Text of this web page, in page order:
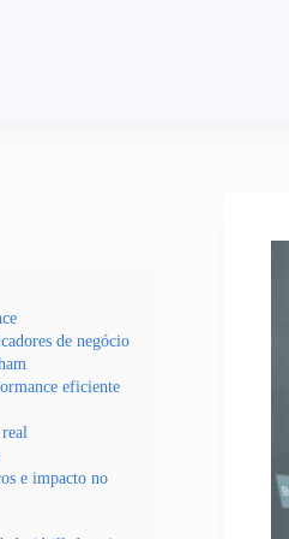
de negócio
eficiente
e impacto no